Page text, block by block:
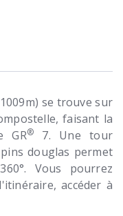
se trouve sur
faisant la
GR®7. Une tour
douglas permet
Vous pourrez
accéder à